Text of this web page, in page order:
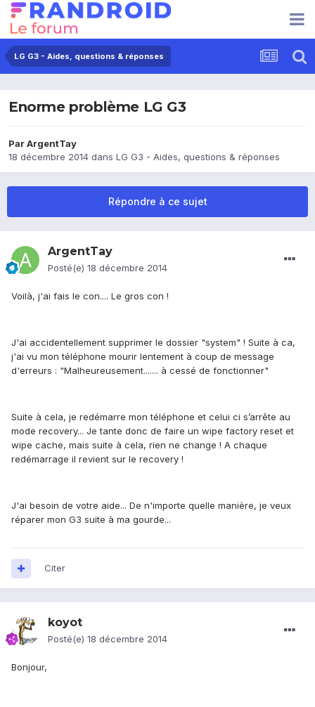
LG G3 - Aides, questions & réponses
Enorme problème LG G3
ParArgentTay
18 décembre 2014 dans LG G3 - Aides, questions & réponses
Répondre à ce sujet
ArgentTay
Posté(e) 18 décembre 2014
Voilà, j'ai fais le con.... Le gros con !
J'ai accidentellement supprimer le dossier "system" ! Suite à ca,
j'ai vu mon téléphone mourir lentement à coup de message
d'erreurs : "Malheureusement....... à cessé de fonctionner"
Suite à cela, je redémarre mon téléphone et celui ci s’arrête au
mode recovery... Je tante donc de faire un wipe factory reset et
wipe cache, mais suite à cela, rien ne change ! A chaque
redémarrage il revient sur le recovery !
J'ai besoin de votre aide... De n'importe quelle manière, je veux
réparer mon G3 suite à ma gourde...
Citer
koyot
Posté(e) 18 décembre 2014
Bonjour,